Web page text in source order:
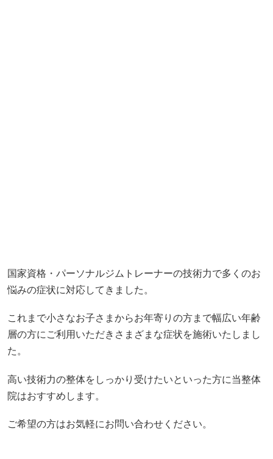
国家資格・パーソナルジムトレーナーの技術力で多くのお
悩みの症状に対応してきました。
これまで小さなお子さまからお年寄りの方まで幅広い年齢
層の方にご利用いただきさまざまな症状を施術いたしまし
た。
高い技術力の整体をしっかり受けたいといった方に当整体
院はおすすめします。
ご希望の方はお気軽にお問い合わせください。